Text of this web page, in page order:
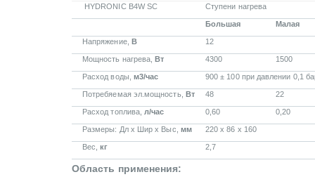
HYDRONIC B4W SC Ступени нагрева
Большая Малая
Напряжение, В 12
Мощность нагрева,Вт 4300 1500
Расход воды, м3/час 900 ± 100 при давлении 0,1
Потребяемая эл.мощность, Вт 48 22
Расход топлива, л/час 0,60 0,20
Размеры: Дл x Шир x Выс, мм 220 x 86 x 160
Вес,кг 2,7
Область применения: